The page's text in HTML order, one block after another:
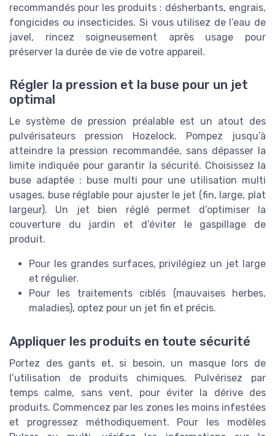
recommandés pour les produits : désherbants, engrais,
fongicides ou insecticides. Si vous utilisez de l’eau de
javel, rincez soigneusement après usage pour
préserver la durée de vie de votre appareil.
Régler la pression et la buse pour un jet
optimal
Le système de pression préalable est un atout des
pulvérisateurs pression Hozelock. Pompez jusqu’à
atteindre la pression recommandée, sans dépasser la
limite indiquée pour garantir la sécurité. Choisissez la
buse adaptée : buse multi pour une utilisation multi
usages, buse réglable pour ajuster le jet (fin, large, plat
largeur). Un jet bien réglé permet d’optimiser la
couverture du jardin et d’éviter le gaspillage de
produit.
Pour les grandes surfaces, privilégiez un jet large
et régulier.
Pour les traitements ciblés (mauvaises herbes,
maladies), optez pour un jet fin et précis.
Appliquer les produits en toute sécurité
Portez des gants et, si besoin, un masque lors de
l’utilisation de produits chimiques. Pulvérisez par
temps calme, sans vent, pour éviter la dérive des
produits. Commencez par les zones les moins infestées
et progressez méthodiquement. Pour les modèles